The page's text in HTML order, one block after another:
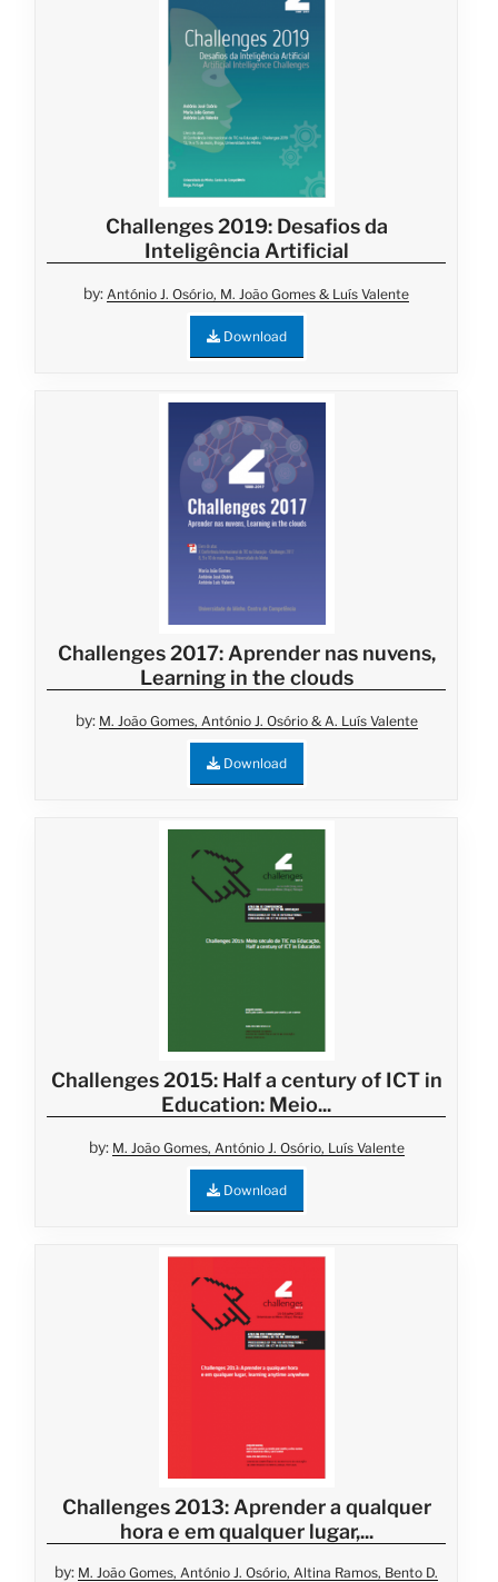
Challenges 2019: Desafios da
Inteligência Artificial
by: António J. Osório, M. João Gomes & Luís Valente
Download
Challenges 2017: Aprender nas nuvens,
Learning in the clouds
by: M. João Gomes, António J. Osório & A. Luís Valente
Download
Challenges 2015: Half a century of ICT in
Education: Meio...
by: M. João Gomes, António J. Osório, Luís Valente
Download
Challenges 2013: Aprender a qualquer
hora e em qualquer lugar,...
by: M. João Gomes, António J. Osório, Altina Ramos, Bento D.